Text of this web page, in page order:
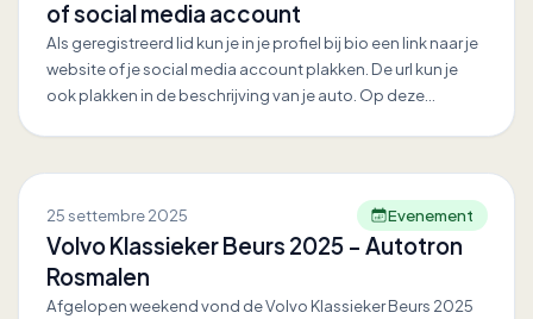
of social media account
Als geregistreerd lid kun je in je profiel bij bio een link naar je
website of je social media account plakken. De url kun je
ook plakken in de beschrijving van je auto. Op deze…
25 settembre 2025 Evenement
Volvo Klassieker Beurs 2025 - Autotron
Rosmalen
Afgelopen weekend vond de Volvo Klassieker Beurs 2025